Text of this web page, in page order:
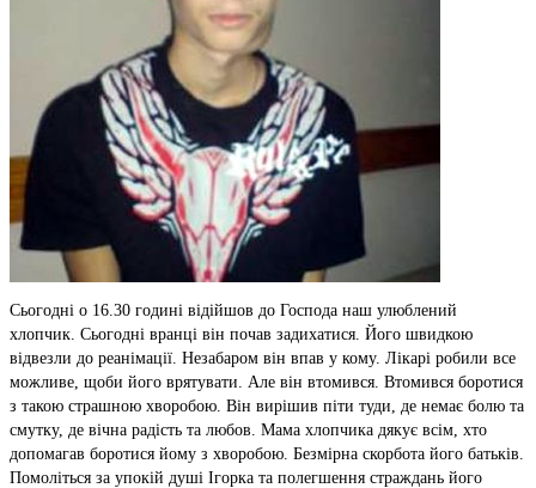
Сьогодні о 16.30 годині відійшов до Господа наш улюблений
хлопчик. Сьогодні вранці він почав задихатися. Його швидкою
відвезли до реанімації. Незабаром він впав у кому. Лікарі робили все
можливе, щоби його врятувати. Але він втомився. Втомився боротися
з такою страшною хворобою. Він вирішив піти туди, де немає болю та
смутку, де вічна радість та любов. Мама хлопчика дякує всім, хто
допомагав боротися йому з хворобою. Безмірна скорбота його батьків.
Помоліться за упокій душі Ігорка та полегшення страждань його